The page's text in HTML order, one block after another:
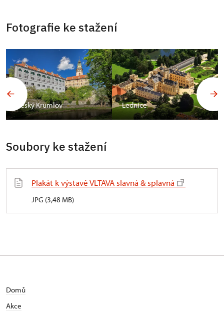
Fotografie ke stažení
Český Krumlov Lednice
Soubory ke stažení
Plakát k výstavě VLTAVA slavná & splavná
JPG (3,48 MB)
Domů
Akce